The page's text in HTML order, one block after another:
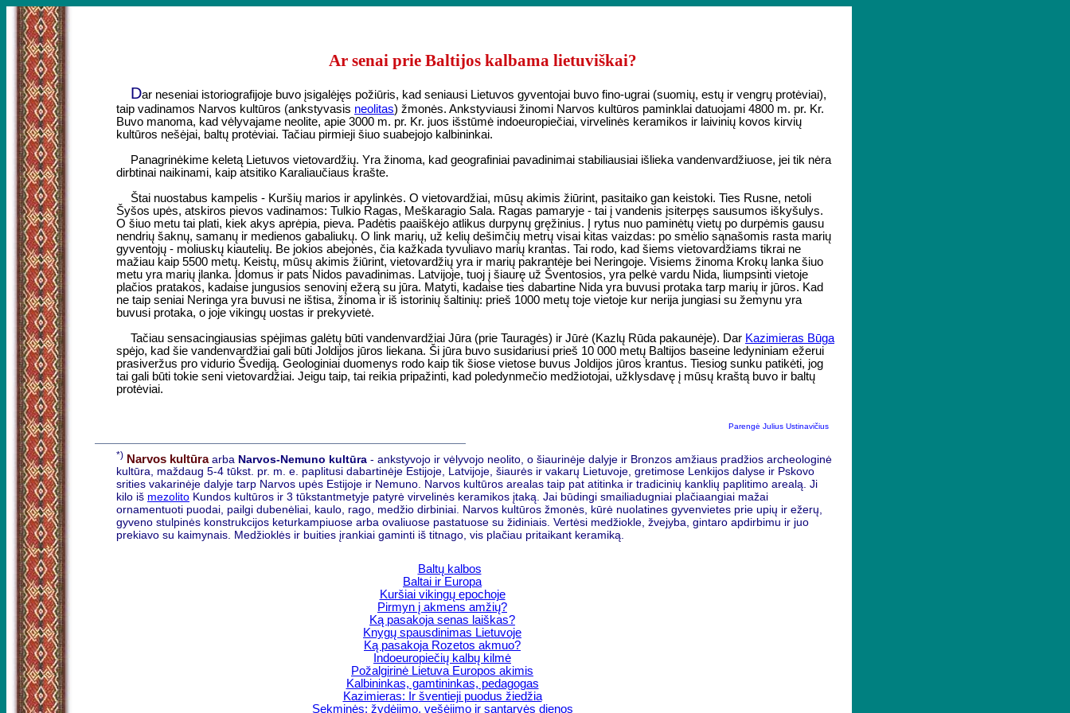
Ar senai prie Baltijos kalbama lietuviškai?
Dar neseniai istoriografijoje buvo įsigalėjęs požiūris, kad seniausi Lietuvos gyventojai buvo fino-ugrai (suomių, estų ir vengrų protėviai),
taip vadinamos Narvos kultūros (ankstyvasis neolitas) žmonės. Ankstyviausi žinomi Narvos kultūros paminklai datuojami 4800 m. pr. Kr.
Buvo manoma, kad vėlyvajame neolite, apie 3000 m. pr. Kr. juos išstūmė indoeuropiečiai, virvelinės keramikos ir laivinių kovos kirvių
kultūros nešėjai, baltų protėviai. Tačiau pirmieji šiuo suabejojo kalbininkai.
Panagrinėkime keletą Lietuvos vietovardžių. Yra žinoma, kad geografiniai pavadinimai stabiliausiai išlieka vandenvardžiuose, jei tik nėra
dirbtinai naikinami, kaip atsitiko Karaliaučiaus krašte.
Štai nuostabus kampelis - Kuršių marios ir apylinkės. O vietovardžiai, mūsų akimis žiūrint, pasitaiko gan keistoki. Ties Rusne, netoli
Šyšos upės, atskiros pievos vadinamos: Tulkio Ragas, Meškaragio Sala. Ragas pamaryje - tai į vandenis įsiterpęs sausumos iškyšulys.
O šiuo metu tai plati, kiek akys aprėpia, pieva. Padėtis paaiškėjo atlikus durpynų gręžinius. Į rytus nuo paminėtų vietų po durpėmis gausu
nendrių šaknų, samanų ir medienos gabaliukų. O link marių, už kelių dešimčių metrų visai kitas vaizdas: po smėlio sąnašomis rasta marių
gyventojų - moliuskų kiautelių. Be jokios abejonės, čia kažkada tyvuliavo marių krantas. Tai rodo, kad šiems vietovardžiams tikrai ne
mažiau kaip 5500 metų. Keistų, mūsų akimis žiūrint, vietovardžių yra ir marių pakrantėje bei Neringoje. Visiems žinoma Krokų lanka šiuo
metu yra marių įlanka. Įdomus ir pats Nidos pavadinimas. Latvijoje, tuoj į šiaurę už Šventosios, yra pelkė vardu Nida, liumpsinti vietoje
plačios pratakos, kadaise jungusios senovinį ežerą su jūra. Matyti, kadaise ties dabartine Nida yra buvusi protaka tarp marių ir jūros. Kad
ne taip seniai Neringa yra buvusi ne ištisa, žinoma ir iš istorinių šaltinių: prieš 1000 metų toje vietoje kur nerija jungiasi su žemynu yra
buvusi protaka, o joje vikingų uostas ir prekyvietė.
Tačiau sensacingiausias spėjimas galėtų būti vandenvardžiai Jūra (prie Tauragės) ir Jūrė (Kazlų Rūda pakaunėje). Dar Kazimieras Būga
spėjo, kad šie vandenvardžiai gali būti Joldijos jūros liekana. Ši jūra buvo susidariusi prieš 10 000 metų Baltijos baseine ledyniniam ežerui
prasiveržus pro vidurio Švediją. Geologiniai duomenys rodo kaip tik šiose vietose buvus Joldijos jūros krantus. Tiesiog sunku patikėti, jog
tai gali būti tokie seni vietovardžiai. Jeigu taip, tai reikia pripažinti, kad poledynmečio medžiotojai, užklysdavę į mūsų kraštą buvo ir baltų
protėviai.
Parengė Julius Ustinavičius
*) Narvos kultūraarba Narvos-Nemuno kultūra - ankstyvojo ir vėlyvojo neolito, o šiaurinėje dalyje ir Bronzos amžiaus pradžios archeologinė
kultūra, maždaug 5-4 tūkst. pr. m. e. paplitusi dabartinėje Estijoje, Latvijoje, šiaurės ir vakarų Lietuvoje, gretimose Lenkijos dalyse ir Pskovo
srities vakarinėje dalyje tarp Narvos upės Estijoje ir Nemuno. Narvos kultūros arealas taip pat atitinka ir tradicinių kanklių paplitimo arealą. Ji
kilo iš mezolito Kundos kultūros ir 3 tūkstantmetyje patyrė virvelinės keramikos įtaką. Jai būdingi smailiadugniai plačiaangiai mažai
ornamentuoti puodai, pailgi dubenėliai, kaulo, rago, medžio dirbiniai. Narvos kultūros žmonės, kūrė nuolatines gyvenvietes prie upių ir ežerų,
gyveno stulpinės konstrukcijos keturkampiuose arba ovaliuose pastatuose su židiniais. Vertėsi medžiokle, žvejyba, gintaro apdirbimu ir juo
prekiavo su kaimynais. Medžioklės ir buities įrankiai gaminti iš titnago, vis plačiau pritaikant keramiką.
Baltų kalbos
Baltai ir Europa
Kuršiai vikingų epochoje
Pirmyn į akmens amžių?
Ką pasakoja senas laiškas?
Knygų spausdinimas Lietuvoje
Ką pasakoja Rozetos akmuo?
Indoeuropiečių kalbų kilmė
Požalgirinė Lietuva Europos akimis
Kalbininkas, gamtininkas, pedagogas
Kazimieras: Ir šventieji puodus žiedžia
Sekminės: žydėjimo, vešėjimo ir santarvės dienos